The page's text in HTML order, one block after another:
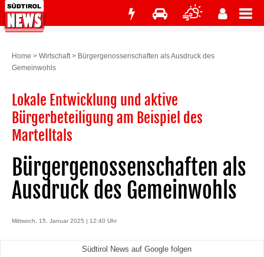
Home > Wirtschaft> Bürgergenossenschaften als Ausdruck des
Gemeinwohls
Lokale Entwicklung und aktive
Bürgerbeteiligung am Beispiel des
Martelltals
Bürgergenossenschaften als
Ausdruck des Gemeinwohls
Mittwoch, 15. Januar 2025 | 12:40 Uhr
Südtirol News auf Google folgen